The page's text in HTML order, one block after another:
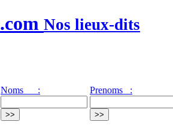
Nos lieux-dits
Noms : Prenoms :